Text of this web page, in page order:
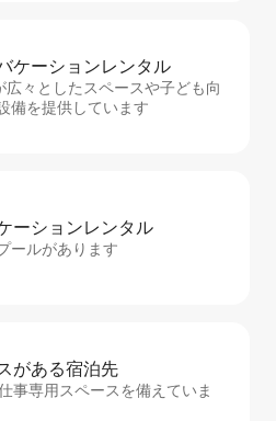
ケ⁠ー⁠シ⁠ョ⁠ンレ⁠ン⁠タ⁠ル
々としたスペースや子ども向
備を提供しています
ー⁠シ⁠ョ⁠ンレ⁠ン⁠タ⁠ル
ールがあります
があ⁠る宿⁠泊⁠先
事専用スペースを備えていま